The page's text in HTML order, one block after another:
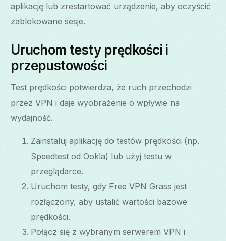
aplikację lub zrestartować urządzenie, aby oczyścić
zablokowane sesje.
Uruchom testy prędkości i
przepustowości
Test prędkości potwierdza, że ruch przechodzi
przez VPN i daje wyobrażenie o wpływie na
wydajność.
Zainstaluj aplikację do testów prędkości (np.
Speedtest od Ookla) lub użyj testu w
przeglądarce.
Uruchom testy, gdy Free VPN Grass jest
rozłączony, aby ustalić wartości bazowe
prędkości.
Połącz się z wybranym serwerem VPN i